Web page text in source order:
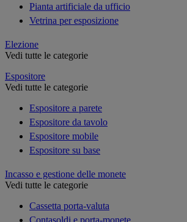
Pianta artificiale da ufficio
Vetrina per esposizione
Elezione
Vedi tutte le categorie
Espositore
Vedi tutte le categorie
Espositore a parete
Espositore da tavolo
Espositore mobile
Espositore su base
Incasso e gestione delle monete
Vedi tutte le categorie
Cassetta porta-valuta
Contasoldi e porta-monete